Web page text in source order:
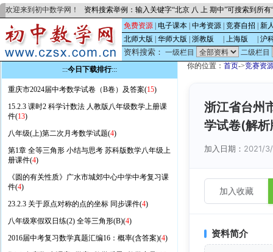
欢迎来到初中数学网！ 资料搜索举例：输入关键字“北京 八 上 期中”可搜索到所
免费资源 电子课本 中考资源 竞赛自招
新
北师大版
华师大版 浙教版 上海版 沪
资料搜索： 一级栏目
二级栏目
:::今日下载排行:::
重庆市2024届中考数学试卷（B卷）及答案(15)
15.2.3 课时2 科学计数法 人教版八年级数学上册课
件(13)
八年级(上)第二次月考数学试题(4)
第1章 全等三角形 小结与思考 苏科版数学八年级上
册课件(4)
《圆的有关性质》广水市城郊中心中学中考复习课
件(4)
23.2.3 关于原点对称的点的坐标 同步课件(4)
八年级寒假双日练(2) 全等三角形(B)(4)
2016届中考复习数学真题汇编16：概率(含答案)(4)
你的位置： 首页->竞赛资
浙江省台州
学试卷(解
加入日期： 2021/
加入收藏
资料简介